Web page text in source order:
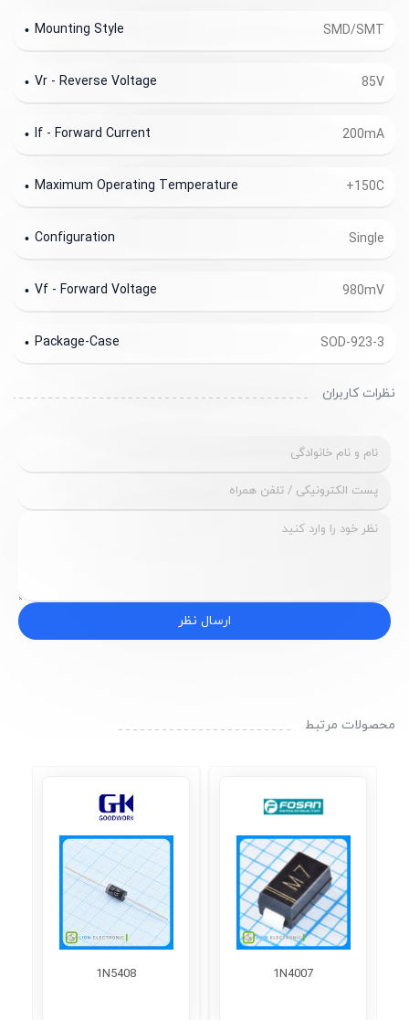
SMD/SMT
Mounting Style
85V
Vr - Reverse Voltage
200mA
If - Forward Current
+150C
Maximum Operating Temperature
Single
Configuration
980mV
Vf - Forward Voltage
SOD-923-3
Package-Case
نظرات کاربران
ارسال نظر
محصولات مرتبط
1N4007
1N5408